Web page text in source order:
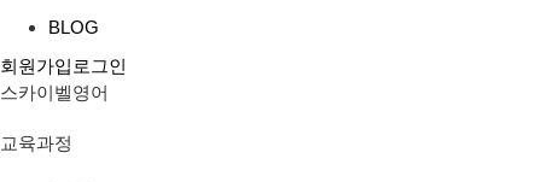
BLOG
회원가입 로그인
스카이벨영어
교육과정